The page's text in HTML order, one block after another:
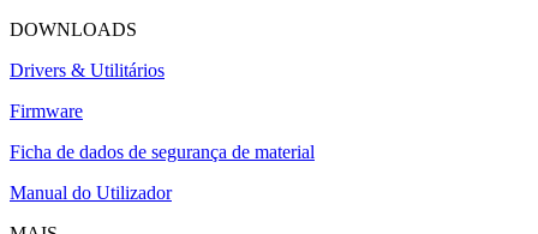
DOWNLOADS
Drivers & Utilitários
Firmware
Ficha de dados de segurança de material
Manual do Utilizador